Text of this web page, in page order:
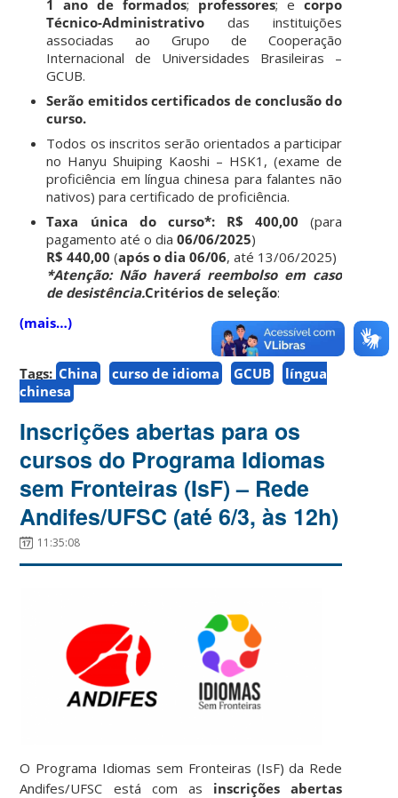
1 ano de formados; professores; ecorpo
Técnico-Administrativo das instituições
associadas ao Grupo de Cooperação
Internacional de Universidades Brasileiras –
GCUB.
Serão emitidos certificados de conclusão do
curso.
Todos os inscritos serão orientados a participar
no Hanyu Shuiping Kaoshi – HSK1, (exame de
proficiência em língua chinesa para falantes não
nativos) para certificado de proficiência.
Taxa única do curso*:
R$ 400,00 (para
pagamento até o dia06/06/2025)
R$ 440,00 (após o dia 06/06, até 13/06/2025)
*Atenção: Não haverá reembolso em caso
de desistência.Critérios de seleção:
(mais…)
Tags: China curso de idioma GCUB
língua
chinesa
Inscrições abertas para os
cursos do Programa Idiomas
sem Fronteiras (IsF) – Rede
Andifes/UFSC (até 6/3, às 12h)
11:35:08
O Programa Idiomas sem Fronteiras (IsF) da Rede
Andifes/UFSC está com as inscrições abertas